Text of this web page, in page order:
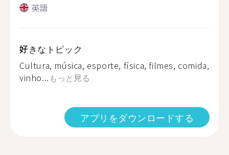
英語
好きなトピック
Cultura, música, esporte, física, filmes, comida,
vinho... もっと見る
アプリをダウンロードする